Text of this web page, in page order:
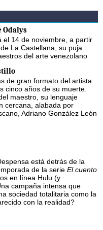
Odalys
el 14 de noviembre, a partir
La Castellana, su puja
del arte venezolano
de gran formato del artista
cinco años de su muerte.
maestro, su lenguaje
cercana, alabada por
Adriano González León
está detrás de la
de la serie El cuento
en línea Hulu (y
campaña intensa que
sociedad totalitaria como la
con la realidad?